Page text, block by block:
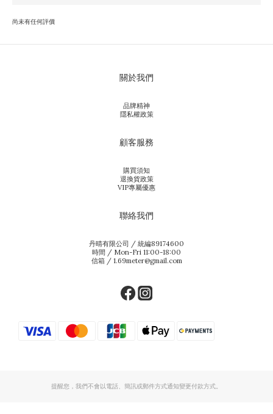
尚未有任何評價
關於我們
品牌精神
隱私權政策
顧客服務
購買須知
退換貨政策
VIP專屬優惠
聯絡我們
丹晴有限公司 / 統編89174600
時間 / Mon-Fri 11:00-18:00
信箱 / 1.69meter@gmail.com
提醒您，我們不會以電話、簡訊或郵件方式通知變更付款方式。